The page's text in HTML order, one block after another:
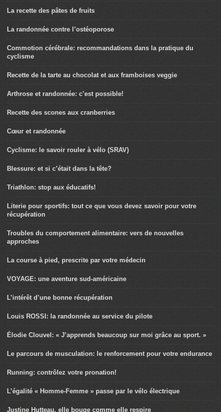
La recette des pâtes de fruits
La randonnée contre l’ostéoporose
Commotion cérébrale: recommandations dans la pratique du
cyclisme
Recette de la tarte au chocolat et aux framboises veggie
Arthrose et randonnée: c’est possible!
Recette des scones aux cranberries
Cœur et randonnée
Cyclisme: le savoir rouler à vélo (SRAV)
Blessure: et si c’était dans la tête?
Triathlon: stop aux éducatifs!
Literie pour sportifs: tout ce que vous devez savoir pour votre
récupération
Troubles du comportement alimentaire: vers de nouvelles
approches
La course à pied, prescrite par votre médecin
VOYAGE: une aventure sud-américaine
L’intérêt d’une bonne récupération
Louis ROSSI: la randonnée au service du pilote
Élodie Clouvel: « J’apprends beaucoup sur moi grâce au sport. »
Le parcours de musculation: le renforcement pour votre endurance
Running: contrôlez votre pronation!
L’égalité « Homme-Femme » passe par le vélo électrique
Justine Hutteau, elle bouge comme elle respire